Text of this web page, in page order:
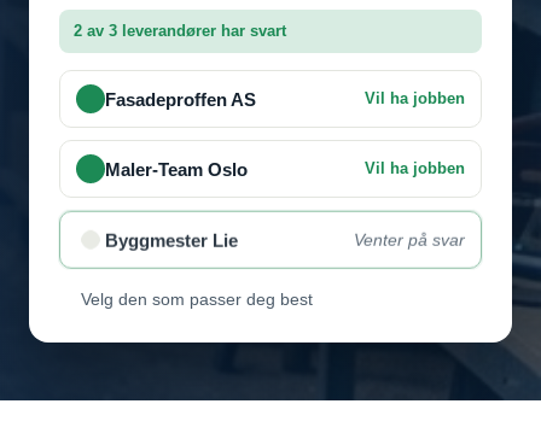
2 av 3 leverandører har svart
Fasadeproffen AS Vil ha jobben
Maler-Team Oslo Vil ha jobben
Byggmester Lie Venter på svar
Velg den som passer deg best